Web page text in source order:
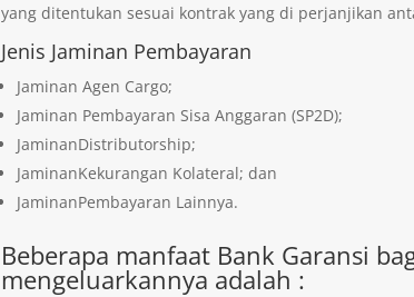
yang ditentukan sesuai kontrak yang di perjanjikan
Jenis Jaminan Pembayaran
Jaminan Agen Cargo;
Jaminan Pembayaran Sisa Anggaran (SP2D);
JaminanDistributorship;
JaminanKekurangan Kolateral; dan
JaminanPembayaran Lainnya.
Beberapa manfaat Bank Garansi
mengeluarkannya adalah :